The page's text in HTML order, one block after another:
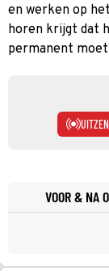
en werken op
horen krijgt dat
permanent
VOOR & NA